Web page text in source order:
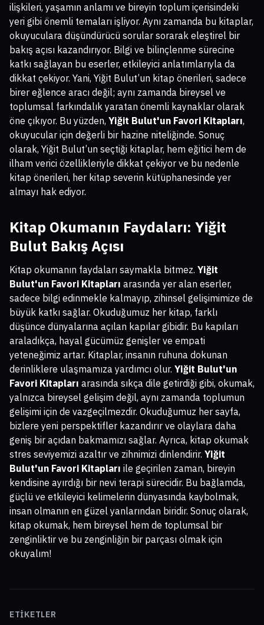
ilişkileri, yaşamın anlamı ve bireyin toplum içerisindeki
yeri gibi önemli temaları işliyor. Aynı zamanda bu kitaplar,
okuyuculara düşündürücü sorular sorarak eleştirel bir
bakış açısı kazandırıyor. Bilgi ve bilinçlenme sürecine
katkı sağlayan bu eserler, etkileyici anlatımlarıyla da
dikkat çekiyor. Yani, Yiğit Bulut’un kitap önerileri, sadece
birer eğlence aracı değil; aynı zamanda bireysel ve
toplumsal farkındalık yaratan önemli kaynaklar olarak
öne çıkıyor. Bu yüzden, Yiğit Bulut'un Favori Kitapları,
okuyucular için değerli bir hazine niteliğinde. Sonuç
olarak, Yiğit Bulut’un seçtiği kitaplar, hem eğitici hem de
ilham verici özellikleriyle dikkat çekiyor ve bu nedenle
kitap önerileri, her kitap severin kütüphanesinde yer
almayı hak ediyor.
Kitap Okumanın Faydaları: Yiğit
Bulut Bakış Açısı
Kitap okumanın faydaları saymakla bitmez. Yiğit
Bulut'un Favori Kitapları arasında yer alan eserler,
sadece bilgi edinmekle kalmayıp, zihinsel gelişimimize de
büyük katkı sağlar. Okuduğumuz her kitap, farklı
düşünce dünyalarına açılan kapılar gibidir. Bu kapıları
araladıkça, hayal gücümüz genişler ve empati
yeteneğimiz artar. Kitaplar, insanın ruhuna dokunan
derinliklere ulaşmamıza yardımcı olur. Yiğit Bulut'un
Favori Kitapları arasında sıkça dile getirdiği gibi, okumak,
yalnızca bireysel gelişim değil, aynı zamanda toplumun
gelişimi için de vazgeçilmezdir. Okuduğumuz her sayfa,
bizlere yeni perspektifler kazandırır ve olaylara daha
geniş bir açıdan bakmamızı sağlar. Ayrıca, kitap okumak
stres seviyemizi azaltır ve zihnimizi dinlendirir. Yiğit
Bulut'un Favori Kitapları ile geçirilen zaman, bireyin
kendisine ayırdığı bir nevi terapi sürecidir. Bu bağlamda,
güçlü ve etkileyici kelimelerin dünyasında kaybolmak,
insan olmanın en güzel yanlarından biridir. Sonuç olarak,
kitap okumak, hem bireysel hem de toplumsal bir
zenginliktir ve bu zenginliğin bir parçası olmak için
okuyalım!
ETIKETLER